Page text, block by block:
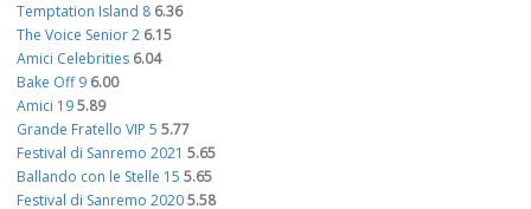
Temptation Island 8 6.36
The Voice Senior 2 6.15
Amici Celebrities 6.04
Bake Off 9 6.00
Amici 195.89
Grande Fratello VIP 5 5.77
Festival di Sanremo 2021 5.65
Ballando con le Stelle 15 5.65
Festival di Sanremo 20205.58